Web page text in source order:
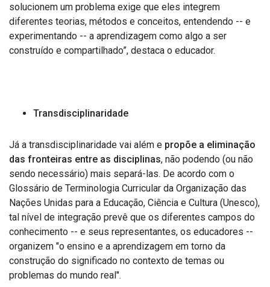
solucionem um problema exige que eles integrem
diferentes teorias, métodos e conceitos, entendendo -- e
experimentando -- a aprendizagem como algo a ser
construído e compartilhado”, destaca o educador.
Transdisciplinaridade
Já a transdisciplinaridade vai além e propõe a eliminação
das fronteiras entre as disciplinas, não podendo (ou não
sendo necessário) mais separá-las. De acordo com o
Glossário de Terminologia Curricular da Organização das
Nações Unidas para a Educação, Ciência e Cultura (Unesco),
tal nível de integração prevê que os diferentes campos do
conhecimento -- e seus representantes, os educadores --
organizem "o ensino e a aprendizagem em torno da
construção do significado no contexto de temas ou
problemas do mundo real".